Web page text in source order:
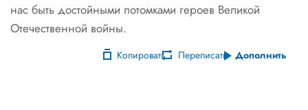
нас быть достойными потомками героев Великой
Отечественной войны.
Копировать Переписать Дополнить